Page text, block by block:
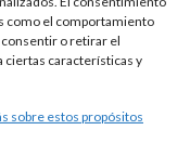
como el comportamiento
consentir o retirar el
ciertas características y
sobre estos propósitos
en Banco Azteca!
con financiación
en línea
donde vives